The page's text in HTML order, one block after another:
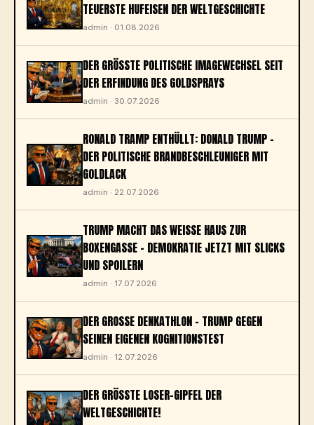
TEUERSTE HUFEISEN DER WELTGESCHICHTE
admin · 01.08.2026
DER GRÖSSTE POLITISCHE IMAGEWECHSEL SEIT D
ER ERFINDUNG DES GOLDSPRAYS
admin · 30.07.2026
RONALD TRAMP ENTHÜLLT: DONALD TRUMP –
DER POLITISCHE BRANDBESCHLEUNIGER MIT
GOLDLACK
admin · 22.07.2026
TRUMP MACHT DAS WEISSE HAUS ZUR B
OXENGASSE – DEMOKRATIE JETZT MIT SLICKS U
ND SPOILERN
admin · 17.07.2026
DER GROSSE DENKATHLON – TRUMP GEGEN S
EINEN EIGENEN KOGNITIONSTEST
admin · 12.07.2026
DER GRÖSSTE LOSER-GIPFEL DER W
ELTGESCHICHTE!